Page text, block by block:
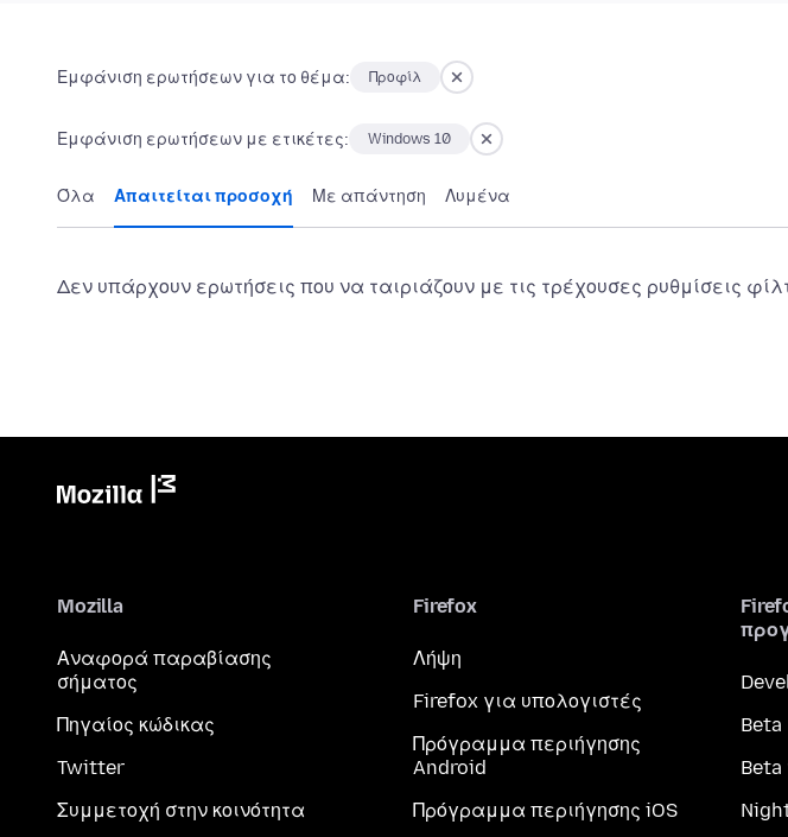
Εμφάνιση ερωτήσεων για το θέμα: Προφίλ
Εμφάνιση ερωτήσεων με ετικέτες: Windows 10
Όλα Απαιτείται προσοχή Με απάντηση Λυμένα
Δεν υπάρχουν ερωτήσεις που να ταιριάζουν με τις τρέχουσες ρυθμίσεις
Mozilla
Αναφορά παραβίασης
σήματος
Πηγαίος κώδικας
Twitter
Συμμετοχή στην κοινότητα
Firefox
Λήψη
Firefox για υπολογιστές
Πρόγραμμα περιήγησης
Android
Πρόγραμμα περιήγησης iOS
Beta
Beta